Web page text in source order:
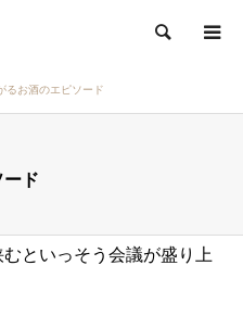
検索
るお酒のエピソード
ド
といっそう会議が盛り上